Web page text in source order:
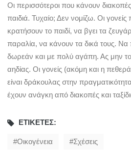
Οι περισσότεροι που κάνουν
παιδιά. Τυχαίο; Δεν νομίζω. Οι
κρατήσουν το παιδί, να βγει τα
παραλία, να κάνουν τα δικά τους.
δωρεάν και με πολύ αγάπη. Ας μην το
αηδίας. Οι γονείς (ακόμη και η
είναι δράκουλας στην
έχουν ανάγκη από διακοπές και
ΕΤΙΚΈΤΕΣ:
Οικογένεια Σχέσεις